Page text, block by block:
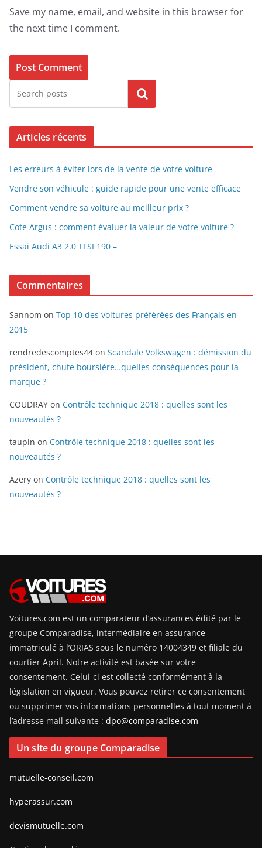
Save my name, email, and website in this browser for
the next time I comment.
Search
Articles récents
Les erreurs à éviter lors de la vente de votre voiture
Vendre son véhicule : guide rapide pour une vente efficace
Comment vendre sa voiture au meilleur prix ?
Cote Argus : comment évaluer la valeur de votre voiture ?
Essai Audi A3 2.0 TFSI 190 –
Commentaires
Sannom on Top 10 des voitures préférées des Français en
2015
rendredescomptes44 on Scandale Volkswagen : démission du
président, chute boursière…quelles conséquences pour la
marque ?
COUDRAY on Contrôle technique 2018 : quelles sont les
nouveautés ?
taupin on Contrôle technique 2018 : quelles sont les
nouveautés ?
Azery on Contrôle technique 2018 : quelles sont les
nouveautés ?
Voitures.com est un comparateur d’assurances édité par le
groupe Comparadise, intermédiaire en assurance
immatriculé à l’ORIAS sous le numéro 14004349 et filiale du
courtier April. Notre activité est basée sur votre
consentement. Celui-ci est collecté conformément à la
législation en vigueur. Vous pouvez retirer ce consentement
ou supprimer vos informations personnelles à tout moment à
l’adresse mail suivante : dpo@comparadise.com
Un site du groupe Comparadise
mutuelle-conseil.com
hyperassur.com
devismutuelle.com